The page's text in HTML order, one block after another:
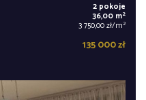
2 pokoje
36,00 m2
3 750,00 zł/m2
135 000 zł